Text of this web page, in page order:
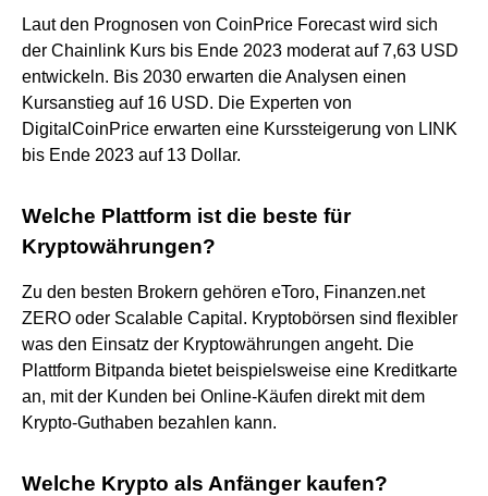
Laut den Prognosen von CoinPrice Forecast wird sich
der Chainlink Kurs bis Ende 2023 moderat auf 7,63 USD
entwickeln. Bis 2030 erwarten die Analysen einen
Kursanstieg auf 16 USD. Die Experten von
DigitalCoinPrice erwarten eine Kurssteigerung von LINK
bis Ende 2023 auf 13 Dollar.
Welche Plattform ist die beste für
Kryptowährungen?
Zu den besten Brokern gehören eToro, Finanzen.net
ZERO oder Scalable Capital. Kryptobörsen sind flexibler
was den Einsatz der Kryptowährungen angeht. Die
Plattform Bitpanda bietet beispielsweise eine Kreditkarte
an, mit der Kunden bei Online-Käufen direkt mit dem
Krypto-Guthaben bezahlen kann.
Welche Krypto als Anfänger kaufen?